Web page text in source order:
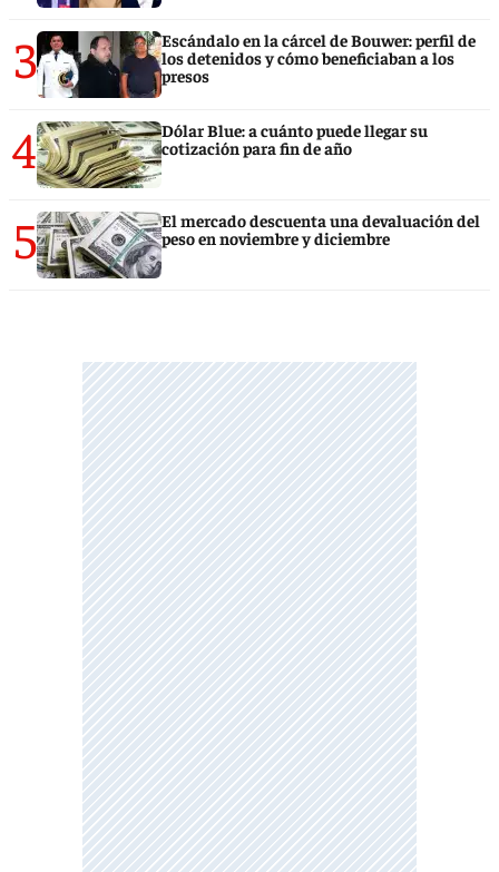
3
Escándalo en la cárcel de Bouwer: perfil de
los detenidos y cómo beneficiaban a los
presos
4
Dólar Blue: a cuánto puede llegar su
cotización para fin de año
5
El mercado descuenta una devaluación del
peso en noviembre y diciembre